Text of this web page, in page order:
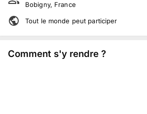
Bobigny, France
Tout le monde peut participer
Comment s'y rendre ?